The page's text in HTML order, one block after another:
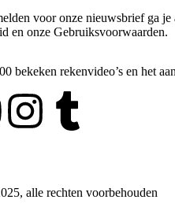
voor onze nieuwsbrief ga je
en onze Gebruiksvoorwaarden.
bekeken rekenvideo’s en het
alle rechten voorbehouden